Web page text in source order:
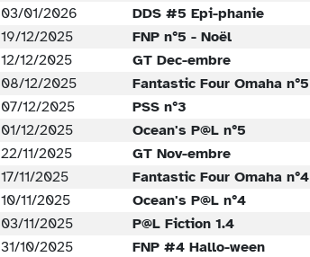
03/01/2026
DDS #5 Epi-phanie
19/12/2025
FNP n°5 - Noël
12/12/2025
GT Dec-embre
08/12/2025
Fantastic Four Omaha n°5
07/12/2025
PSS n°3
01/12/2025
Ocean's P@L n°5
22/11/2025
GT Nov-embre
17/11/2025
Fantastic Four Omaha n°4
10/11/2025
Ocean's P@L n°4
03/11/2025
P@L Fiction 1.4
31/10/2025
FNP #4 Hallo-ween